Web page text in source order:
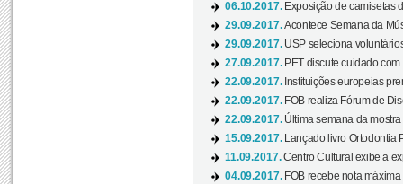
06.10.2017. Exposição de camisetas
29.09.2017.Acontece Semana da
29.09.2017. USP seleciona
27.09.2017. PET discute cuidado
22.09.2017. Instituições europeias
22.09.2017. FOB realiza Fórum de
22.09.2017. Última semana da mostra
15.09.2017.
Lançado livro Ortodontia
11.09.2017.Centro Cultural exibe a
04.09.2017. FOB recebe nota